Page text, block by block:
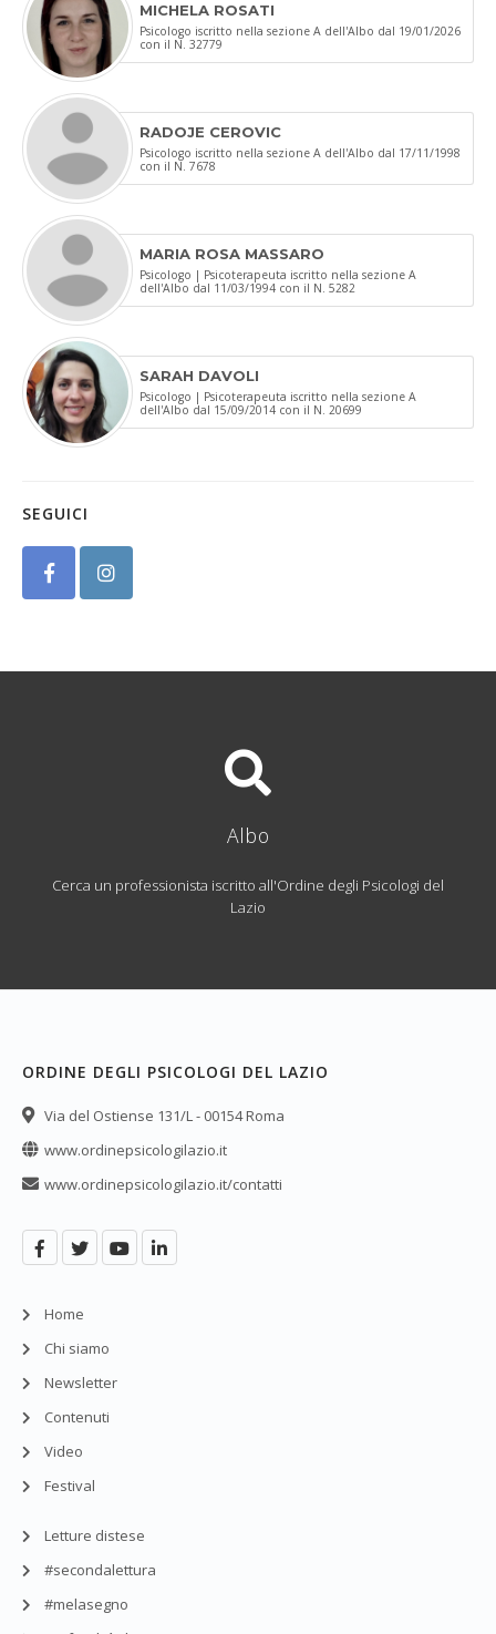
MICHELA ROSATI
Psicologo iscritto nella sezione A dell'Albo dal 19/01/2026
con il N. 32779
RADOJE CEROVIC
Psicologo iscritto nella sezione A dell'Albo dal 17/11/1998
con il N. 7678
MARIA ROSA MASSARO
Psicologo | Psicoterapeuta iscritto nella sezione A
dell'Albo dal 11/03/1994 con il N. 5282
SARAH DAVOLI
Psicologo | Psicoterapeuta iscritto nella sezione A
dell'Albo dal 15/09/2014 con il N. 20699
SEGUICI
Albo
Cerca un professionista iscritto all'Ordine degli Psicologi del
Lazio
ORDINE DEGLI PSICOLOGI DEL LAZIO
Via del Ostiense 131/L - 00154 Roma
www.ordinepsicologilazio.it
www.ordinepsicologilazio.it/contatti
Home
Chi siamo
Newsletter
Contenuti
Video
Festival
Letture distese
#secondalettura
#melasegno